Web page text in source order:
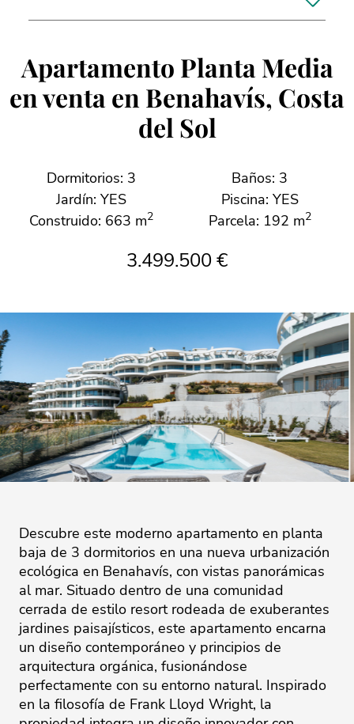
Apartamento Planta Media
en venta en Benahavís, Costa
del Sol
Dormitorios: 3
Baños: 3
Jardín: YES
Piscina: YES
Construido: 663 m2 Parcela: 192 m2
3.499.500 €
Descubre este moderno apartamento en planta
baja de 3 dormitorios en una nueva urbanización
ecológica en Benahavís, con vistas panorámicas
al mar. Situado dentro de una comunidad
cerrada de estilo resort rodeada de exuberantes
jardines paisajísticos, este apartamento encarna
un diseño contemporáneo y principios de
arquitectura orgánica, fusionándose
perfectamente con su entorno natural. Inspirado
en la filosofía de Frank Lloyd Wright, la